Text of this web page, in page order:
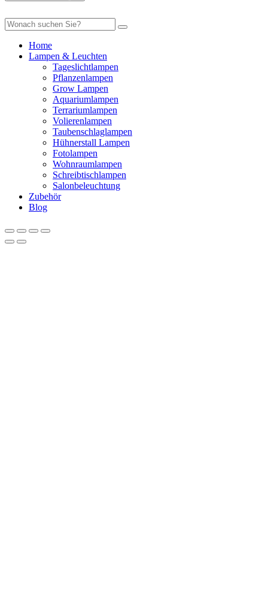
Home
Lampen & Leuchten
Tageslichtlampen
Pflanzenlampen
Grow Lampen
Aquariumlampen
Terrariumlampen
Volierenlampen
Taubenschlaglampen
Hühnerstall Lampen
Fotolampen
Wohnraumlampen
Schreibtischlampen
Salonbeleuchtung
Zubehör
Blog